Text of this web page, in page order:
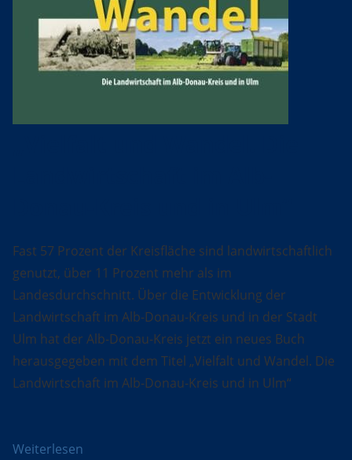
Fast 57 Prozent der Kreisfläche sind landwirtschaftlich
genutzt, über 11 Prozent mehr als im
Landesdurchschnitt. Über die Entwicklung der
Landwirtschaft im Alb-Donau-Kreis und in der Stadt
Ulm hat der Alb-Donau-Kreis jetzt ein neues Buch
herausgegeben mit dem Titel „Vielfalt und Wandel. Die
Landwirtschaft im Alb-Donau-Kreis und in Ulm“
Weiterlesen